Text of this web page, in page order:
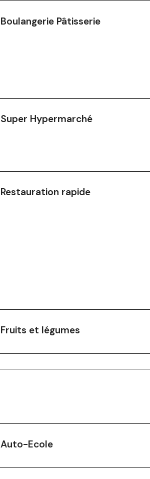
Boulangerie Pâtisserie
Super Hypermarché
Restauration rapide
Fruits et légumes
Auto-Ecole